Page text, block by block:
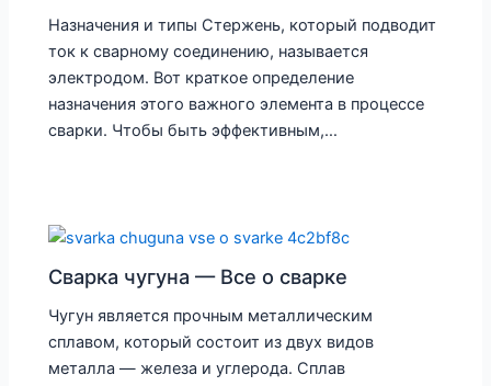
Назначения и типы Стержень, который подводит
ток к сварному соединению, называется
электродом. Вот краткое определение
назначения этого важного элемента в процессе
сварки. Чтобы быть эффективным,…
Сварка чугуна — Все о сварке
Чугун является прочным металлическим
сплавом, который состоит из двух видов
металла — железа и углерода. Сплав